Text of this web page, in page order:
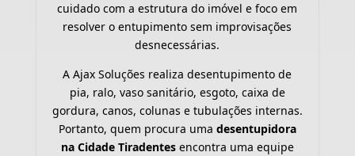
cuidado com a estrutura do imóvel e foco em
resolver o entupimento sem improvisações
desnecessárias.
A Ajax Soluções realiza desentupimento de
pia, ralo, vaso sanitário, esgoto, caixa de
gordura, canos, colunas e tubulações internas.
Portanto, quem procura uma desentupidora
na Cidade Tiradentesencontra uma equipe